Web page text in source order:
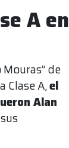
A en
de
Clase A,el
Alan